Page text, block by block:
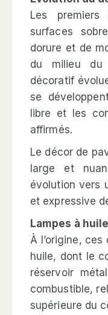
Les premiers
surfaces
dorure et de
du milieu du
décoratif
se
libre et les
affirmés.
Le décor de
large et
évolution vers
et expressive
Lampes à
À l’origine,
huile, dont le
réservoir
combustible,
supérieure du